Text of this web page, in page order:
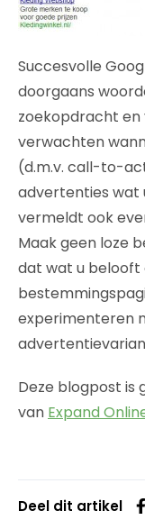
Succesvolle
doorgaans
zoekopdracht
verwachten
(d.m.v. call-to-
advertenties wat
vermeldt ook
Maak geen loze
dat wat u belooft
experimenteren
Deze blogpost is
van Expand
Deel dit artikel